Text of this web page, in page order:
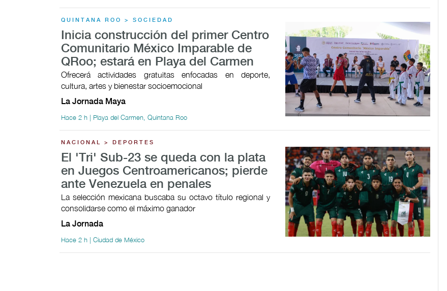
QUINTANA ROO > SOCIEDAD
Inicia construcción del primer Centro
Comunitario México Imparable de
QRoo; estará en Playa del Carmen
Ofrecerá actividades gratuitas enfocadas en deporte,
cultura, artes y bienestar socioemocional
La Jornada Maya
Hace 2 h | Playa del Carmen, Quintana Roo
NACIONAL > DEPORTES
El 'Tri' Sub-23 se queda con la plata
en Juegos Centroamericanos; pierde
ante Venezuela en penales
La selección mexicana buscaba su octavo título regional y
consolidarse como el máximo ganador
La Jornada
Hace 2 h | Ciudad de México